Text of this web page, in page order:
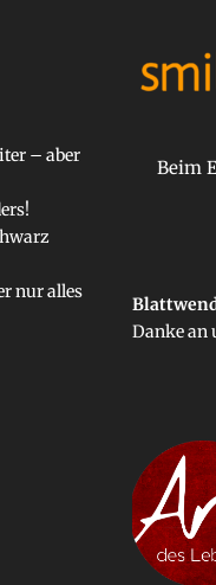
– aber
nur alles
Beim
Danke an